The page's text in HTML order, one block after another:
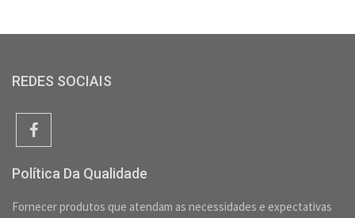
REDES SOCIAIS
Política Da Qualidade
Fornecer produtos que atendam as necessidades e expectativas